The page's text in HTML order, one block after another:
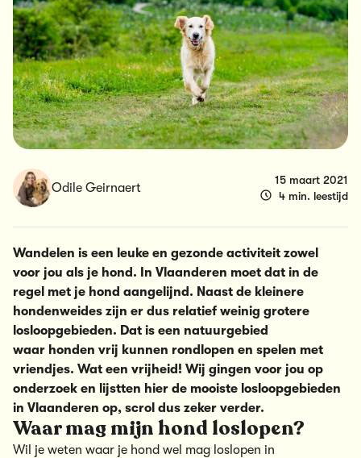
Odile Geirnaert
15 maart 2021
4 min. leestijd
Wandelen is een leuke en gezonde activiteit zowel
voor jou als je hond . In Vlaanderen moet dat in de
regel met je hond aangelijnd. Naast de kleinere
hondenweides zijn er dus relatief weinig grotere
losloopgebieden. Dat is een natuurgebied
waar honden vrij kunnen rondlopen en spelen met
vriendjes. Wat een vrijheid! Wij gingen voor jou op
onderzoek en lijstten hier de mooiste losloopgebieden
in Vlaanderen op, scrol dus zeker verder.
Waar mag mijn hond loslopen?
Wil je weten waar je hond wel mag loslopen in